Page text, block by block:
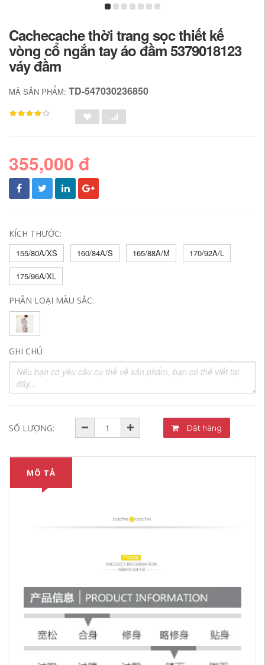
Cachecache thời trang sọc thiết kế
vòng cổ ngắn tay áo đầm 5379018123
váy đầm
MÃ SẢN PHẨM: TD-547030236850
355,000 đ
KÍCH THƯỚC:
155/80A/XS
160/84A/S 165/88A/M 170/92A/L
175/96A/XL
PHÂN LOẠI MÀU SẮC:
GHI CHÚ
SỐ LƯỢNG: Đặt hàng
MÔ TẢ